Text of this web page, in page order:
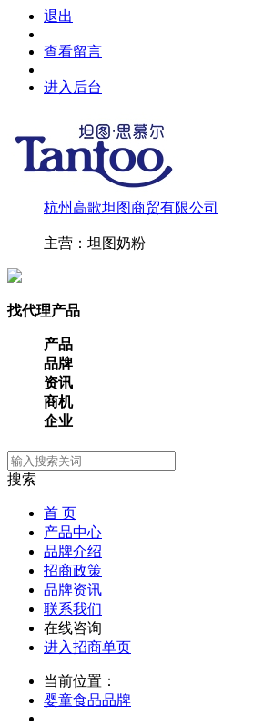
退出
查看留言
进入后台
杭州高歌坦图商贸有限公司
主营：坦图奶粉
找代理产品
产品
品牌
资讯
商机
企业
搜索
首 页
产品中心
品牌介绍
招商政策
品牌资讯
联系我们
在线咨询
进入招商单页
当前位置：
婴童食品品牌